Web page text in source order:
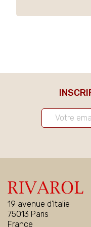
19 avenue d'Italie
75013 Paris
France